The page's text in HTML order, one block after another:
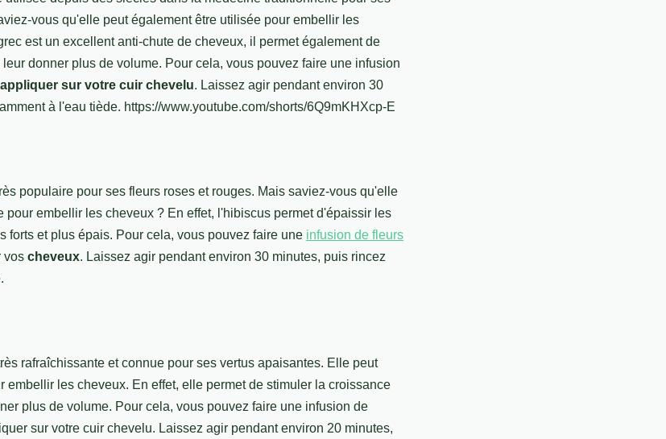
vous qu'elle peut également être utilisée pour embellir les
est un excellent anti-chute de cheveux, il permet également de
donner plus de volume. Pour cela, vous pouvez faire une infusion
appliquer sur votre cuir chevelu. Laissez agir pendant environ 30
à l'eau tiède. https://www.youtube.com/shorts/6Q9mKHXcp-E
populaire pour ses fleurs roses et rouges. Mais saviez-vous qu'elle
pour embellir les cheveux ? En effet, l'hibiscus permet d'épaissir les
forts et plus épais. Pour cela, vous pouvez faire une infusion de fleurs
vos cheveux. Laissez agir pendant environ 30 minutes, puis rincez
rafraîchissante et connue pour ses vertus apaisantes. Elle peut
embellir les cheveux. En effet, elle permet de stimuler la croissance
plus de volume. Pour cela, vous pouvez faire une infusion de
sur votre cuir chevelu. Laissez agir pendant environ 20 minutes,